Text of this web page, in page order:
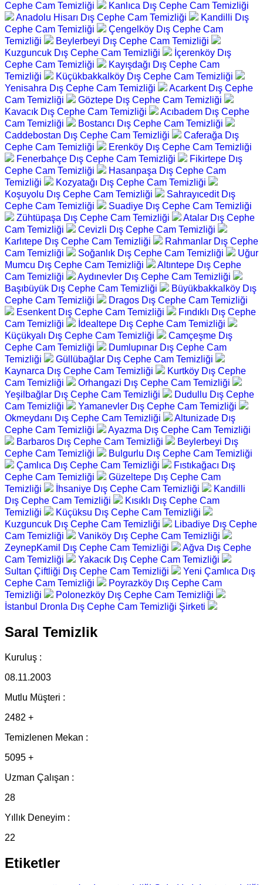
Cephe Cam Temizliği
Kanlıca Dış Cephe Cam Temizliği
Anadolu Hisarı Dış Cephe Cam Temizliği
Kandilli Dış
Cephe Cam Temizliği
Çengelköy Dış Cephe Cam
Temizliği
Beylerbeyi Dış Cephe Cam Temizliği
Kuzguncuk Dış Cephe Cam Temizliği
İçerenköy Dış
Cephe Cam Temizliği
Kayışdağı Dış Cephe Cam
Temizliği
Küçükbakkalköy Dış Cephe Cam Temizliği
Yenisahra Dış Cephe Cam Temizliği
Acarkent Dış Cephe
Cam Temizliği
Göztepe Dış Cephe Cam Temizliği
Kavacık Dış Cephe Cam Temizliği
Acıbadem Dış Cephe
Cam Temizliği
Bostancı Dış Cephe Cam Temizliği
Caddebostan Dış Cephe Cam Temizliği
Caferağa Dış
Cephe Cam Temizliği
Erenköy Dış Cephe Cam Temizliği
Fenerbahçe Dış Cephe Cam Temizliği
Fikirtepe Dış
Cephe Cam Temizliği
Hasanpaşa Dış Cephe Cam
Temizliği
Kozyatağı Dış Cephe Cam Temizliği
Koşuyolu Dış Cephe Cam Temizliği
Sahrayıcedit Dış
Cephe Cam Temizliği
Suadiye Dış Cephe Cam Temizliği
Zühtüpaşa Dış Cephe Cam Temizliği
Atalar Dış Cephe
Cam Temizliği
Cevizli Dış Cephe Cam Temizliği
Karlıtepe Dış Cephe Cam Temizliği
Rahmanlar Dış Cephe
Cam Temizliği
Soğanlık Dış Cephe Cam Temizliği
Uğur
Mumcu Dış Cephe Cam Temizliği
Altıntepe Dış Cephe
Cam Temizliği
Aydınevler Dış Cephe Cam Temizliği
Başıbüyük Dış Cephe Cam Temizliği
Büyükbakkalköy Dış
Cephe Cam Temizliği
Dragos Dış Cephe Cam Temizliği
Esenkent Dış Cephe Cam Temizliği
Fındıklı Dış Cephe
Cam Temizliği
İdealtepe Dış Cephe Cam Temizliği
Küçükyalı Dış Cephe Cam Temizliği
Camçeşme Dış
Cephe Cam Temizliği
Dumlupınar Dış Cephe Cam
Temizliği
Güllübağlar Dış Cephe Cam Temizliği
Kaynarca Dış Cephe Cam Temizliği
Kurtköy Dış Cephe
Cam Temizliği
Orhangazi Dış Cephe Cam Temizliği
Yeşilbağlar Dış Cephe Cam Temizliği
Dudullu Dış Cephe
Cam Temizliği
Yamanevler Dış Cephe Cam Temizliği
Okmeydanı Dış Cephe Cam Temizliği
Altunizade Dış
Cephe Cam Temizliği
Ayazma Dış Cephe Cam Temizliği
Barbaros Dış Cephe Cam Temizliği
Beylerbeyi Dış
Cephe Cam Temizliği
Bulgurlu Dış Cephe Cam Temizliği
Çamlıca Dış Cephe Cam Temizliği
Fıstıkağacı Dış
Cephe Cam Temizliği
Güzeltepe Dış Cephe Cam
Temizliği
İhsaniye Dış Cephe Cam Temizliği
Kandilli
Dış Cephe Cam Temizliği
Kısıklı Dış Cephe Cam
Temizliği
Küçüksu Dış Cephe Cam Temizliği
Kuzguncuk Dış Cephe Cam Temizliği
Libadiye Dış Cephe
Cam Temizliği
Vaniköy Dış Cephe Cam Temizliği
ZeynepKamil Dış Cephe Cam Temizliği
Ağva Dış Cephe
Cam Temizliği
Yakacık Dış Cephe Cam Temizliği
Sultan Çiftliği Dış Cephe Cam Temizliği
Yeni Çamlıca Dış
Cephe Cam Temizliği
Poyrazköy Dış Cephe Cam
Temizliği
Polonezköy Dış Cephe Cam Temizliği
İstanbul Dronla Dış Cephe Cam Temizliği Şirketi
Saral Temizlik
Kuruluş :
08.11.2003
Mutlu Müşteri :
2482 +
Temizlenen Mekan :
5095 +
Uzman Çalışan :
28
Yıllık Deneyim :
22
Etiketler